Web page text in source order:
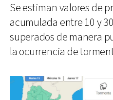
Se estiman valores de
acumulada entre 10 y
superados de manera
la ocurrencia de